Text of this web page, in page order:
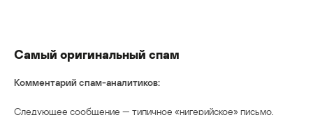
Самый оригинальный спам
Комментарий спам-аналитиков:
Следующее сообщение — типичное «нигерийское» письмо.